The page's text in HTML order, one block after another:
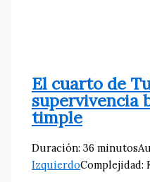
El cuarto de
supervivencia
timple
Duración: 36 minutos
IzquierdoComplejidad: